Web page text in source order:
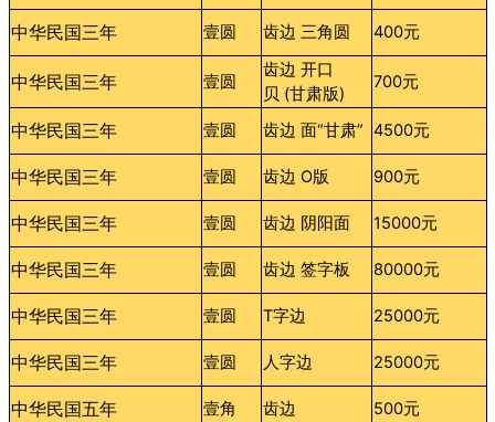
中华民国三年 壹圆 齿边 三角圆 400元
中华民国三年 壹圆
齿边 开口
贝 (甘肃版)
700元
中华民国三年 壹圆 齿边 面“甘肃” 4500元
中华民国三年 壹圆 齿边 O版 900元
中华民国三年 壹圆 齿边 阴阳面 15000元
中华民国三年 壹圆 齿边 签字板 80000元
中华民国三年 壹圆 T字边 25000元
中华民国三年 壹圆 人字边 25000元
中华民国五年 壹角 齿边 500元